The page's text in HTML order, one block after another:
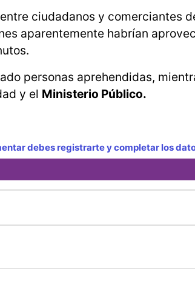
ciudadanos y comerciantes
aparentemente habrían
personas aprehendidas,
y el Ministerio Público.
debes registrarte y completar los